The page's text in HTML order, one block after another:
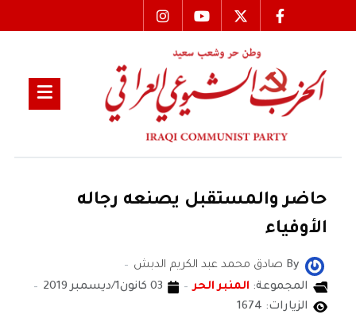
حاضر والمستقبل يصنعه رجاله
الأوفياء
By صادق محمد عبد الكريم الدبش
المجموعة: المنبر الحر
03 كانون1/ديسمبر 2019
الزيارات: 1674